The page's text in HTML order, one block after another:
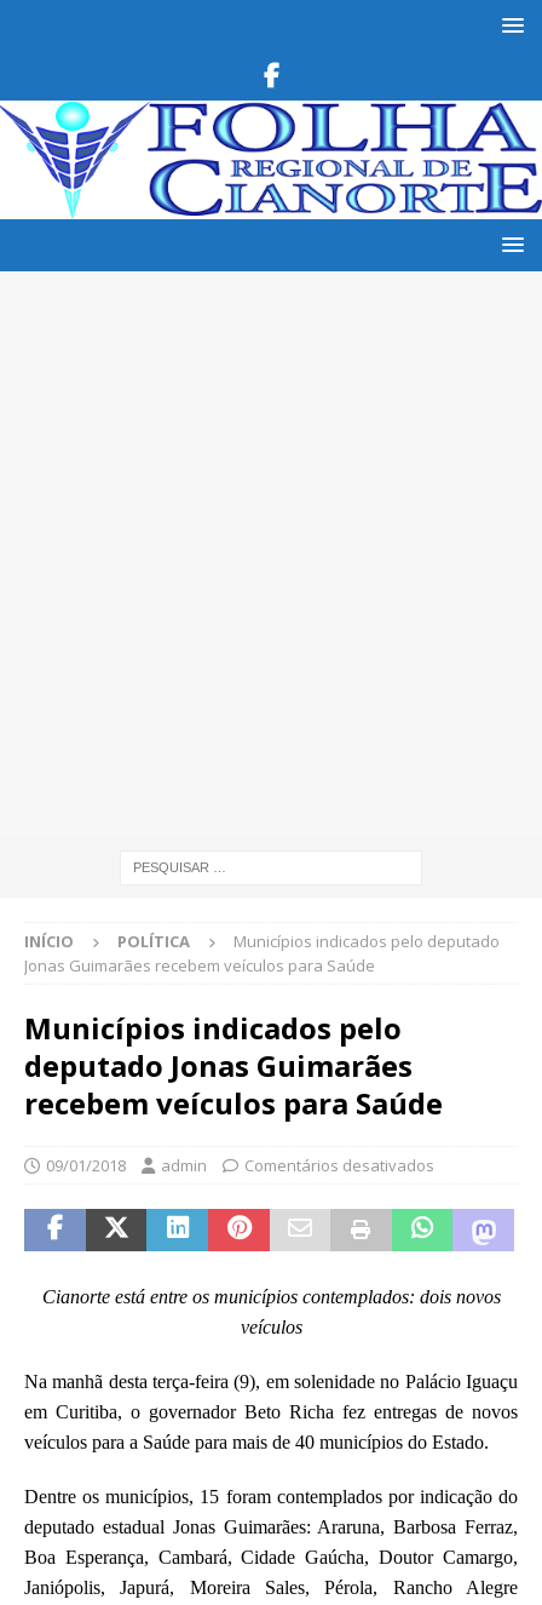
INÍCIO POLÍTICA
Municípios indicados pelo deputado
Jonas Guimarães recebem veículos para Saúde
Municípios indicados pelo
deputado Jonas Guimarães
recebem veículos para Saúde
09/01/2018 admin Comentários desativados
Cianorte está entre os municípios contemplados: dois novos
veículos
Na manhã desta terça-feira (9), em solenidade no Palácio Iguaçu
em Curitiba, o governador Beto Richa fez entregas de novos
veículos para a Saúde para mais de 40 municípios do Estado.
Dentre os municípios, 15 foram contemplados por indicação do
deputado estadual Jonas Guimarães: Araruna, Barbosa Ferraz,
Boa Esperança, Cambará, Cidade Gaúcha, Doutor Camargo,
Janiópolis, Japurá, Moreira Sales, Pérola, Rancho Alegre